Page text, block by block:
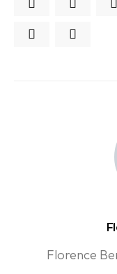
Florence